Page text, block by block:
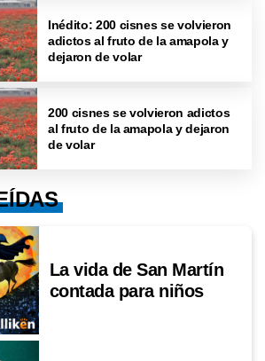
Inédito: 200 cisnes se volvieron
adictos al fruto de la amapola y
dejaron de volar
200 cisnes se volvieron adictos
al fruto de la amapola y dejaron
de volar
La vida de San Martín
contada para niños